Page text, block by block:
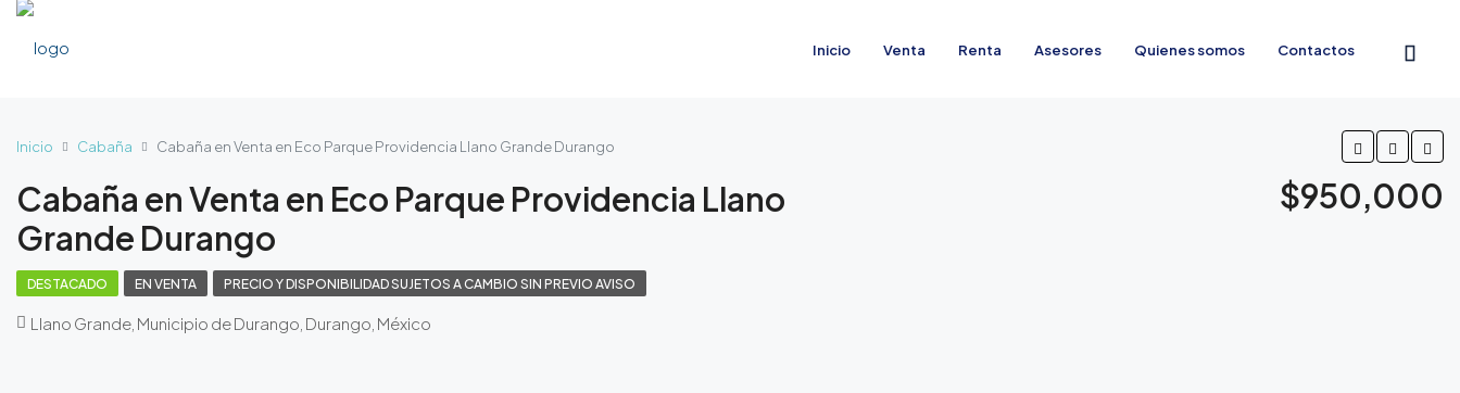
Inicio Venta Renta Asesores Quienes somos Contactos
Inicio Cabaña Cabaña en Venta en Eco Parque Providencia Llano Grande Durango
Cabaña en Venta en Eco Parque Providencia Llano
Grande Durango
$950,000
DESTACADO EN VENTA PRECIO Y DISPONIBILIDAD SUJETOS A CAMBIO SIN PREVIO AVISO
Llano Grande, Municipio de Durango, Durango, México